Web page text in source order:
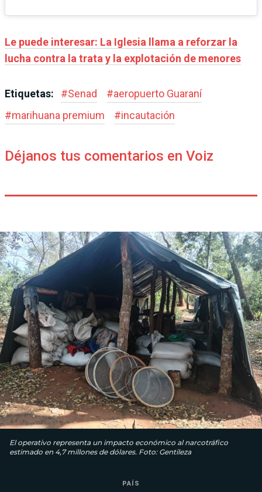
Le puede interesar: La Iglesia llama a reforzar la
lucha contra la trata y la explotación de menores
Etiquetas: #Senad #aeropuerto Guaraní
#marihuana premium #incautación
Déjanos tus comentarios en Voiz
El operativo representa un impacto económico al narcotráfico
estimado en 4,7 millones de dólares. Foto: Gentileza
PAÍS